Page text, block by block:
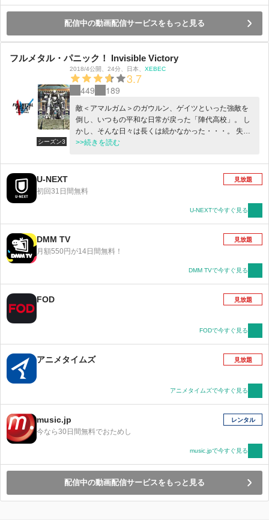
配信中の動画配信サービスをもっと見る
フルメタル・パニック！ Invisible Victory
シーズン3
2018/4公開 24分 日本 XEBEC
3.7
449 189
敵＜アマルガム＞のガウルン、ゲイツといった強敵を
倒し、いつもの平和な日常が戻った「陣代高校」。 し
かし、そんな日々は長くは続かなかった・・・。 失態
続きの＜アマルガム＞は、本気で相良宗介たちに襲い
される！ テッサ率いるトゥアハー・デ・ダナンが格納
されている「メリダ島」もたくさんのミサイル、アー
ムスレイブによって攻撃される。 一方、日本の宗介、
め、テッサたちに試練が訪れる！！！
>>続きを読む
U-NEXT
初回31日間無料
見放題
U-NEXTで今すぐ見る
DMM TV
月額550円が14日間無料！
見放題
DMM TVで今すぐ見る
FOD 見放題
FODで今すぐ見る
アニメタイムズ 見放題
アニメタイムズで今すぐ見る
music.jp
今なら30日間無料でおためし
レンタル
music.jpで今すぐ見る
配信中の動画配信サービスをもっと見る